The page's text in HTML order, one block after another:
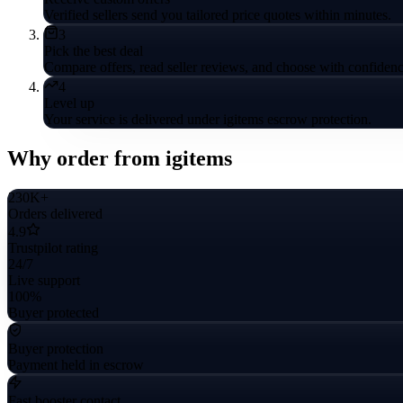
Verified sellers send you tailored price quotes within minutes.
3
Pick the best deal
Compare offers, read seller reviews, and choose with
4
Level up
Your service is delivered under igitems escrow protection.
Why order from igitems
230K+
Orders delivered
4.9
Trustpilot rating
24/7
Live support
100%
Buyer protected
Buyer protection
Payment held in escrow